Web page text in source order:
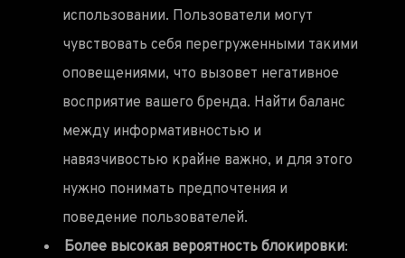
использовании. Пользователи могут
чувствовать себя перегруженными такими
оповещениями, что вызовет негативное
восприятие вашего бренда. Найти баланс
между информативностью и
навязчивостью крайне важно, и для этого
нужно понимать предпочтения и
поведение пользователей.
Более высокая вероятность блокировки: